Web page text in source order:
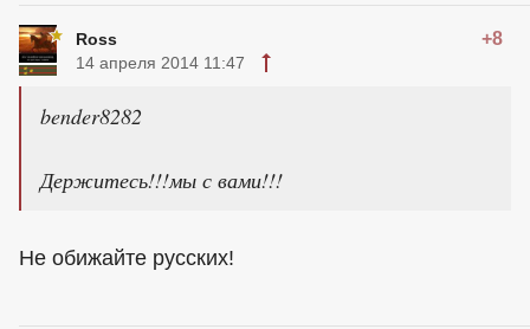
Ross +8
14 апреля 2014 11:47
bender8282
Держитесь!!!мы с вами!!!
Не обижайте русских!